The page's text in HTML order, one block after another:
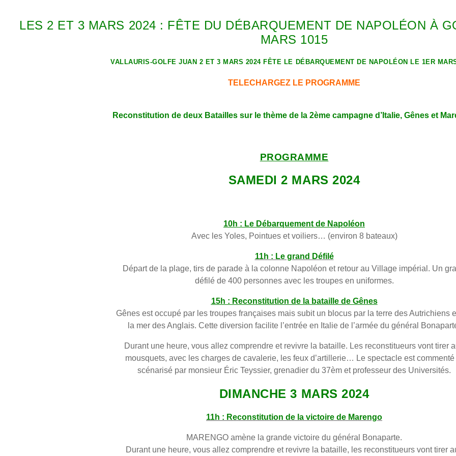
LES 2 ET 3 MARS 2024 : FÊTE DU DÉBARQUEMENT DE NAPOLÉON À
MARS 1015
VALLAURIS-GOLFE JUAN 2 ET 3 MARS 2024 FÊTE LE DÉBARQUEMENT DE NAPOLÉON LE 1ER
TELECHARGEZ LE PROGRAMME
Reconstitution de deux Batailles sur le thème de la 2ème campagne d’Italie, Gênes et
PROGRAMME
SAMEDI 2 MARS 2024
10h : Le Débarquement de Napoléon
Avec les Yoles, Pointues et voiliers… (environ 8 bateaux)
11h : Le grand Défilé
Départ de la plage, tirs de parade à la colonne Napoléon et retour au Village impérial. Un
défilé de 400 personnes avec les troupes en uniformes.
15h : Reconstitution de la bataille de Gênes
Gênes est occupé par les troupes françaises mais subit un blocus par la terre des Autrichiens
la mer des Anglais. Cette diversion facilite l’entrée en Italie de l’armée du général
Durant une heure, vous allez comprendre et revivre la bataille. Les reconstitueurs vont tirer
mousquets, avec les charges de cavalerie, les feux d’artillerie… Le spectacle est commenté
scénarisé par monsieur Éric Teyssier, grenadier du 37èm et professeur des Universités.
DIMANCHE 3 MARS 2024
11h : Reconstitution de la victoire de Marengo
MARENGO amène la grande victoire du général Bonaparte.
Durant une heure, vous allez comprendre et revivre la bataille, les reconstitueurs vont tirer